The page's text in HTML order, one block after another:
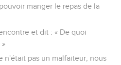
manger le repas de la
et dit : « De quoi
»
n'était pas un malfaiteur, nous